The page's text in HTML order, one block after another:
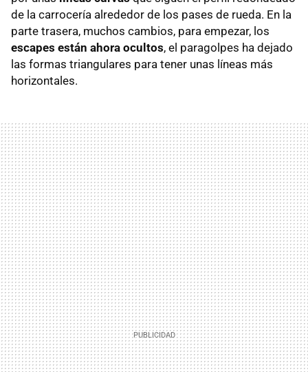
de la carrocería alrededor de los pases de rueda. En la
parte trasera, muchos cambios, para empezar, los
escapes están ahora ocultos, el paragolpes ha dejado
las formas triangulares para tener unas líneas más
horizontales.